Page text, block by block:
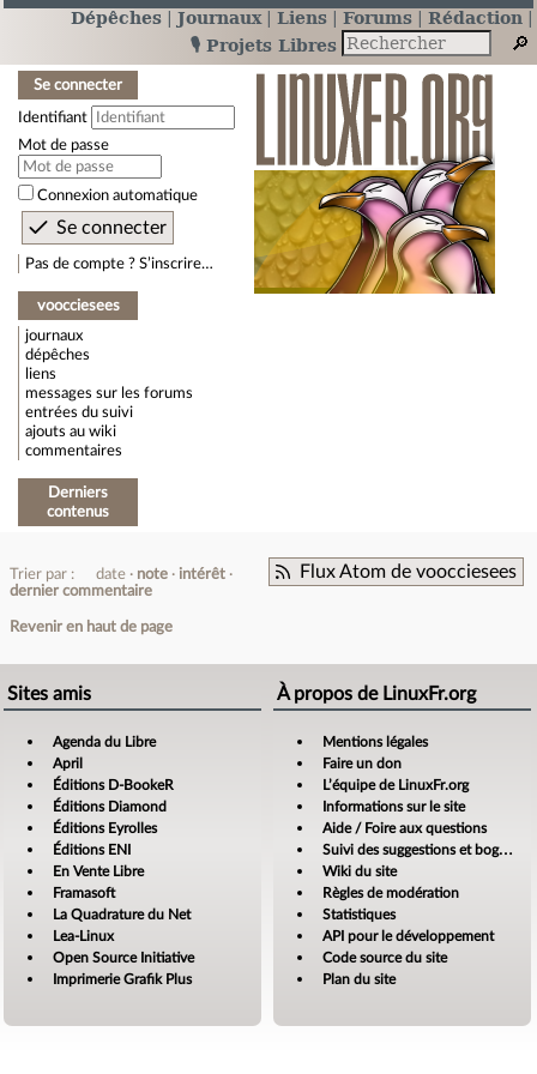
Dépêches Journaux Liens Forums
Rédaction
🎙️ Projets Libres
Se connecter
Identifiant
Mot de passe
Connexion automatique
Pas de compte ? S’inscrire…
voocciesees
journaux
dépêches
liens
messages sur les forums
entrées du suivi
ajouts au wiki
commentaires
Derniers
contenus
Flux Atom de voocciesees
Trier par : date note
intérêt
dernier commentaire
Revenir en haut de page
Sites amis
Agenda du Libre
April
Éditions D-BookeR
Éditions Diamond
Éditions Eyrolles
Éditions ENI
En Vente Libre
Framasoft
La Quadrature du Net
Lea-Linux
Open Source Initiative
Imprimerie Grafik Plus
À propos de LinuxFr.org
Mentions légales
Faire un don
L’équipe de LinuxFr.org
Informations sur le site
Aide / Foire aux questions
Suivi des suggestions et bogues
Wiki du site
Règles de modération
Statistiques
API pour le développement
Code source du site
Plan du site